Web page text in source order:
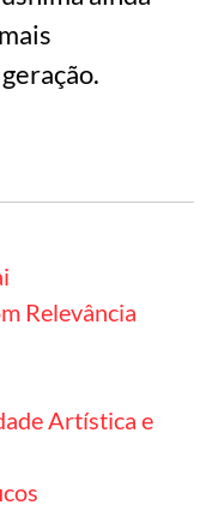
Relevância
Artística e